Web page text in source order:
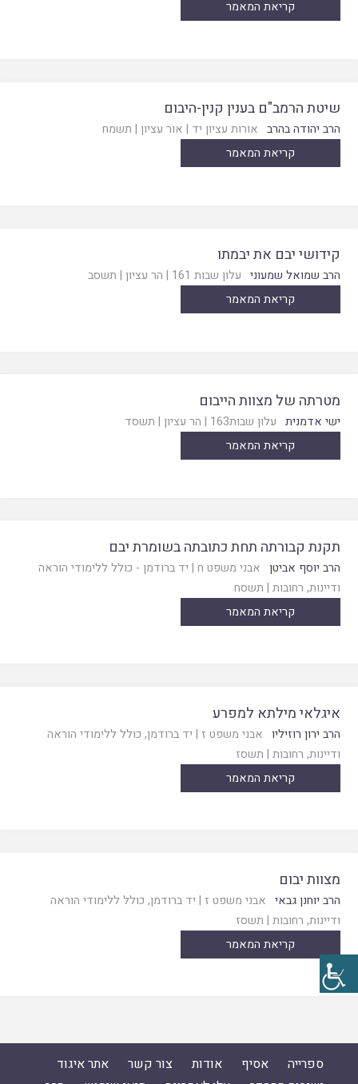
קריאת המאמר
שיטת הרמב"ם בענין קנין-היבום
הרב יהודה בהרב אורות עציון יד | אור עציון | תשמח
קריאת המאמר
קידושי יבם את יבמתו
הרב שמואל שמעוני עלון שבות 161 | הר עציון | תשסב
קריאת המאמר
מטרתה של מצוות הייבום
ישי אדמנית עלון שבות163 | הר עציון | תשסד
קריאת המאמר
תקנת קבורתה תחת כתובתה בשומרת יבם
הרב יוסף אביטן אבני משפט ח | יד ברודמן - כולל ללימודי הוראה
ודיינות, רחובות | תשסח
קריאת המאמר
איגלאי מילתא למפרע
הרב ירון רוזיליו אבני משפט ז | יד ברודמן, כולל ללימודי הוראה
ודיינות, רחובות | תשסז
קריאת המאמר
מצוות יבום
הרב יוחנן גבאי אבני משפט ז | יד ברודמן, כולל ללימודי הוראה
ודיינות, רחובות | תשסז
קריאת המאמר
ספרייה אסיף אודות צור קשר
אתר איגוד